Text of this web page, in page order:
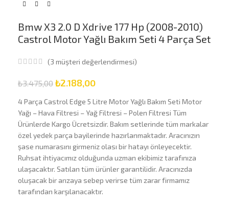
Bmw X3 2.0 D Xdrive 177 Hp (2008-2010)
Castrol Motor Yağlı Bakım Seti 4 Parça Set
(3 müşteri değerlendirmesi)
₺3.475,00 ₺2.188,00
4 Parça Castrol Edge 5 Litre Motor Yağlı Bakım Seti Motor
Yağı – Hava Filtresi – Yağ Filtresi – Polen Filtresi Tüm
Ürünlerde Kargo Ücretsizdir. Bakım setlerinde tüm markalar
özel yedek parça bayilerinde hazırlanmaktadır. Aracınızın
şase numarasını girmeniz olası bir hatayı önleyecektir.
Ruhsat ihtiyacımız olduğunda uzman ekibimiz tarafınıza
ulaşacaktır. Satılan tüm ürünler garantilidir. Aracınızda
oluşacak bir arızaya sebep verirse tüm zarar firmamız
tarafından karşılanacaktır.